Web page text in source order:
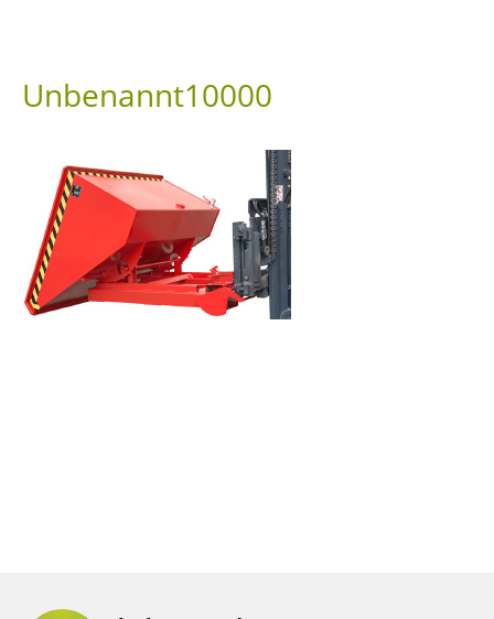
Unbenannt10000